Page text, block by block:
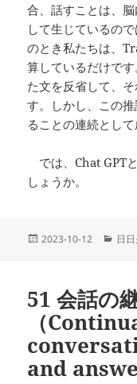
合、話すことは、
して生じているの
のとき私たちは、
算しているだけで
た文を反省して、
す。しかし、この
ることの連続として
では、Chat GPT
しょうか。
投
2023-10-12
カ
ー
日
51 会話の
（
and